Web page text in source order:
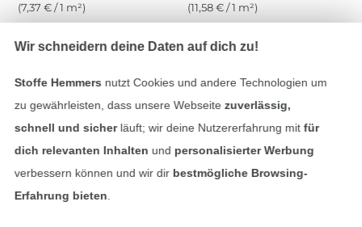
(7,37 € / 1 m²)
(11,58 € / 1 m²)
Cupro-Look Satin, beige
Wir schneidern deine Daten auf dich zu!
Stoffe Hemmers nutzt Cookies und andere Technologien um
zu gewährleisten, dass unsere Webseite zuverlässig,
schnell und sicherläuft; wir deine Nutzererfahrung mitfür
dich relevanten Inhalten und personalisierter Werbung
verbessern können und wir dir bestmögliche Browsing-
Erfahrung bieten